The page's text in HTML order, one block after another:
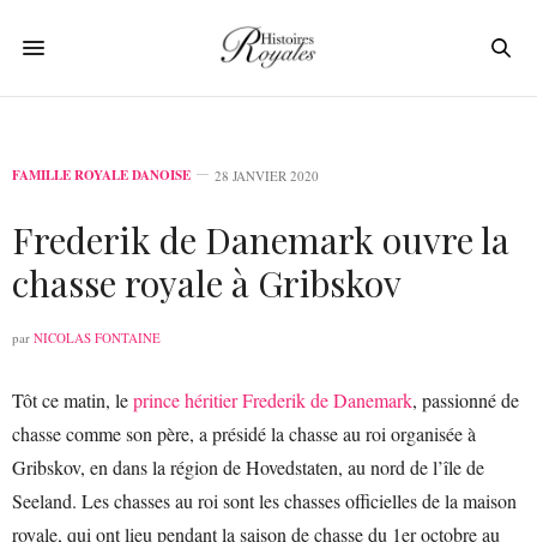
FAMILLE ROYALE DANOISE 28 JANVIER 2020
Frederik de Danemark ouvre la
chasse royale à Gribskov
par NICOLAS FONTAINE
Tôt ce matin, leprince héritier Frederik de Danemark, passionné de
chasse comme son père, a présidé la chasse au roi organisée à
Gribskov, en dans la région de Hovedstaten, au nord de l’île de
Seeland. Les chasses au roi sont les chasses officielles de la maison
royale, qui ont lieu pendant la saison de chasse du 1er octobre au